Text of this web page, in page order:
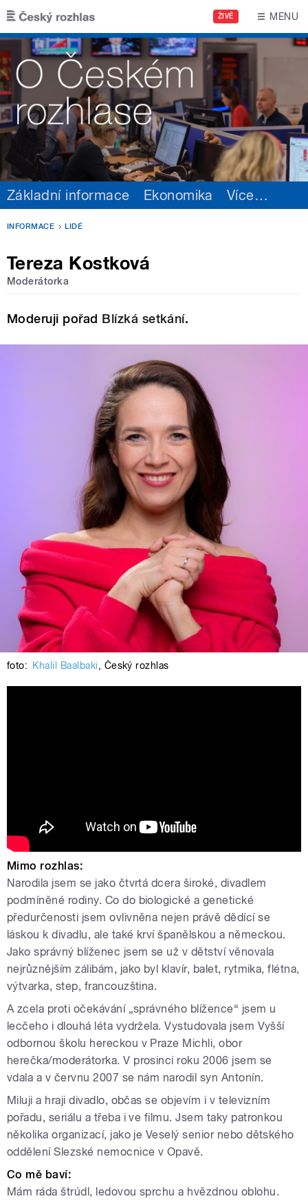
Přejít k hlavnímu obsahu
ŽIVĚ MENU
Základní informace Ekonomika Více…
INFORMACE LIDÉ
Tereza Kostková
Moderátorka
Moderuji pořad Blízká setkání.
foto: Khalil Baalbaki, Český rozhlas
Mimo rozhlas:
Narodila jsem se jako čtvrtá dcera široké, divadlem
podmíněné rodiny. Co do biologické a genetické
předurčenosti jsem ovlivněna nejen právě dědící se
láskou k divadlu, ale také krví španělskou a německou.
Jako správný blíženec jsem se už v dětství věnovala
nejrůznějším zálibám, jako byl klavír, balet, rytmika, flétna,
výtvarka, step, francouzština.
A zcela proti očekávání „správného blížence“ jsem u
lecčeho i dlouhá léta vydržela. Vystudovala jsem Vyšší
odbornou školu hereckou v Praze Michli, obor
herečka/moderátorka. V prosinci roku 2006 jsem se
vdala a v červnu 2007 se nám narodil syn Antonín.
Miluji a hraji divadlo, občas se objevím i v televizním
pořadu, seriálu a třeba i ve filmu. Jsem taky patronkou
několika organizací, jako je Veselý senior nebo dětského
oddělení Slezské nemocnice v Opavě.
Co mě baví:
Mám ráda štrúdl, ledovou sprchu a hvězdnou oblohu.